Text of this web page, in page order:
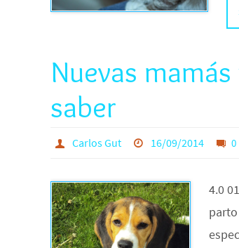
Nuevas
saber
Carlos Gut 16/09/2014 0
4.0